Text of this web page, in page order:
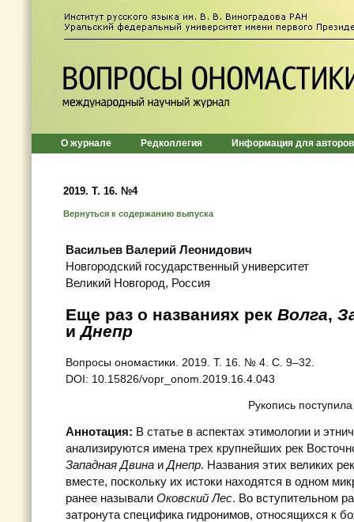
О журнале Редколлегия Информация для авторов
2019. Т. 16. №4
Вернуться к содержанию выпуска
Васильев Валерий Леонидович
Новгородский государственный университет
Великий Новгород, Россия
Еще раз о названиях рек Волга,
иДнепр
Вопросы ономастики. 2019. Т. 16. № 4. С. 9–32.
DOI: 10.15826/vopr_onom.2019.16.4.043
Рукопись
Аннотация: В статье в аспектах этимологии и
анализируются имена трех крупнейших рек
Западная Двина иДнепр. Названия этих великих
вместе, поскольку их истоки находятся в одном
ранее называли Оковский Лес. Во вступительном
затронута специфика гидронимов, относящихся к